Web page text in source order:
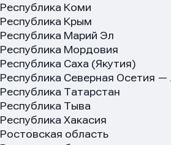
Республика Коми
Республика Крым
Республика Марий Эл
Республика Мордовия
Республика Саха (Якутия)
Республика Северная Осетия —
Республика Татарстан
Республика Тыва
Республика Хакасия
Ростовская область